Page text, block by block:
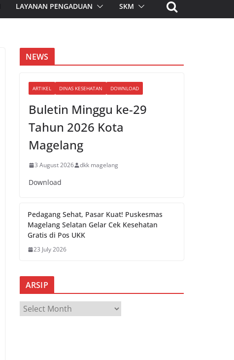
LAYANAN PENGADUAN SKM
NEWS
ARTIKEL DINAS KESEHATAN DOWNLOAD
Buletin Minggu ke-29
Tahun 2026 Kota
Magelang
3 August 2026 dkk magelang
Download
Pedagang Sehat, Pasar Kuat! Puskesmas
Magelang Selatan Gelar Cek Kesehatan
Gratis di Pos UKK
23 July 2026
ARSIP
R